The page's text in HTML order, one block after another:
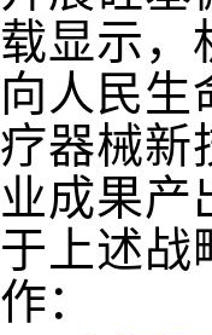
载显示，
向人民生
疗器械新
业成果产
于上述战
作：